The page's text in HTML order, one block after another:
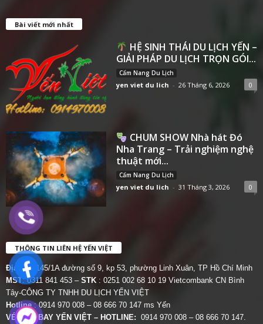
Bài viết mới nhất
HỆ SINH THÁI DU LỊCH YẾN –
GIẢI PHÁP DU LỊCH TRỌN GÓI...
Cẩm Nang Du Lịch
yen viet du lich - 26 Tháng 6, 2026 0
CHUM SHOW Nhà hát Đó
Nha Trang – Trải nghiệm nghệ
thuật mới...
Cẩm Nang Du Lịch
yen viet du lich - 31 Tháng 3, 2026 0
THÔNG TIN LIÊN HỆ YẾN VIỆT
Địa chỉ:
145/1A đường số 9, kp 53, phường Linh Xuân, TP Hồ Chí Minh
MST: 0311 841 453 – STK : 0251 002 68 10 19 Vietcombank CN Bình
Tây-CÔNG TY TNHH DU LỊCH YẾN VIỆT
Hotline: 0914 970 008 – 08 666 70 147 ms Yến
VÉ MÁY BAY YẾN VIỆT – HOTLINE: 0914 970 008 – 08 666 70 147.